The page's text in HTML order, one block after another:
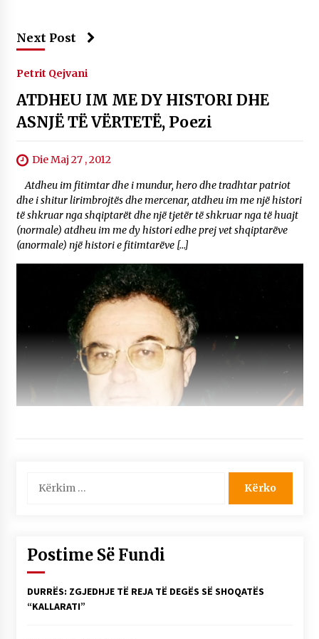
Next Post
Petrit Qejvani
ATDHEU IM ME DY HISTORI DHE
ASNJË TË VËRTETË, Poezi
Die Maj 27 , 2012
Atdheu im fitimtar dhe i mundur, hero dhe tradhtar patriot
dhe i shitur lirimbrojtës dhe mercenar, atdheu im me një histori
të shkruar nga shqiptarët dhe një tjetër të shkruar nga të huajt
(normale) atdheu im me dy histori edhe prej vet shqiptarëve
(anormale) një histori e fitimtarëve […]
për:
Postime Së Fundi
DURRËS: ZGJEDHJE TË REJA TË DEGËS SË SHOQATËS
“KALLARATI”